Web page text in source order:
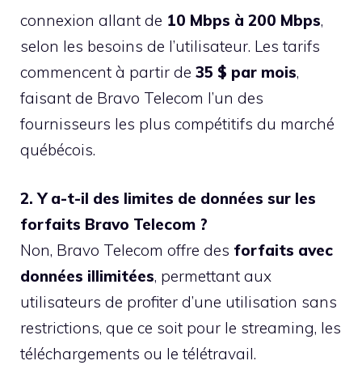
connexion allant de 10 Mbps à 200 Mbps,
selon les besoins de l’utilisateur. Les tarifs
commencent à partir de 35 $ par mois,
faisant de Bravo Telecom l’un des
fournisseurs les plus compétitifs du marché
québécois.
2. Y a-t-il des limites de données sur les
forfaits Bravo Telecom ?
Non, Bravo Telecom offre des forfaits avec
données illimitées, permettant aux
utilisateurs de profiter d’une utilisation sans
restrictions, que ce soit pour le streaming, les
téléchargements ou le télétravail.